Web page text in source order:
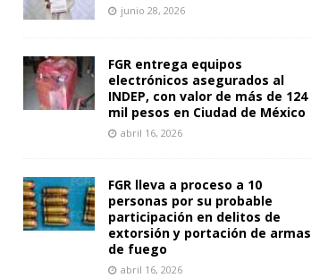
junio 28, 2026
FGR entrega equipos
electrónicos asegurados al
INDEP, con valor de más de 124
mil pesos en Ciudad de México
abril 16, 2026
FGR lleva a proceso a 10
personas por su probable
participación en delitos de
extorsión y portación de armas
de fuego
abril 16, 2026